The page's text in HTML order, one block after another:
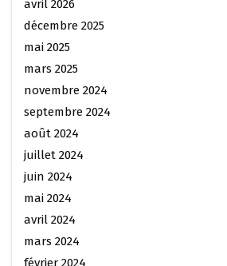
avril 2026
décembre 2025
mai 2025
mars 2025
novembre 2024
septembre 2024
août 2024
juillet 2024
juin 2024
mai 2024
avril 2024
mars 2024